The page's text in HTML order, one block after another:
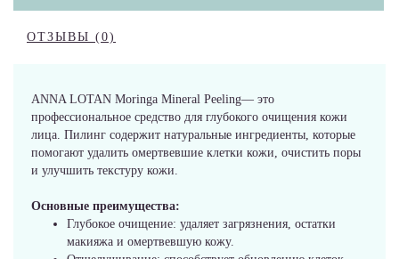
ОТЗЫВЫ (0)
ANNA LOTAN Moringa Mineral Peeling— это
профессиональное средство для глубокого очищения кожи
лица. Пилинг содержит натуральные ингредиенты, которые
помогают удалить омертвевшие клетки кожи, очистить поры
и улучшить текстуру кожи.
Основные преимущества:
Глубокое очищение: удаляет загрязнения, остатки
макияжа и омертвевшую кожу.